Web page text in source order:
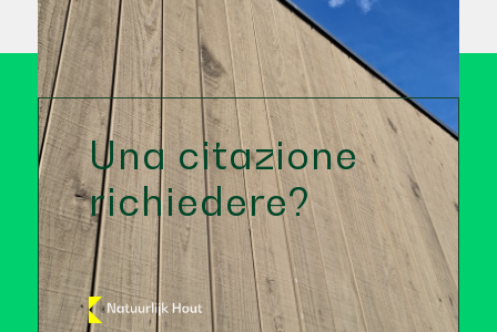
Una citazione
richiedere?